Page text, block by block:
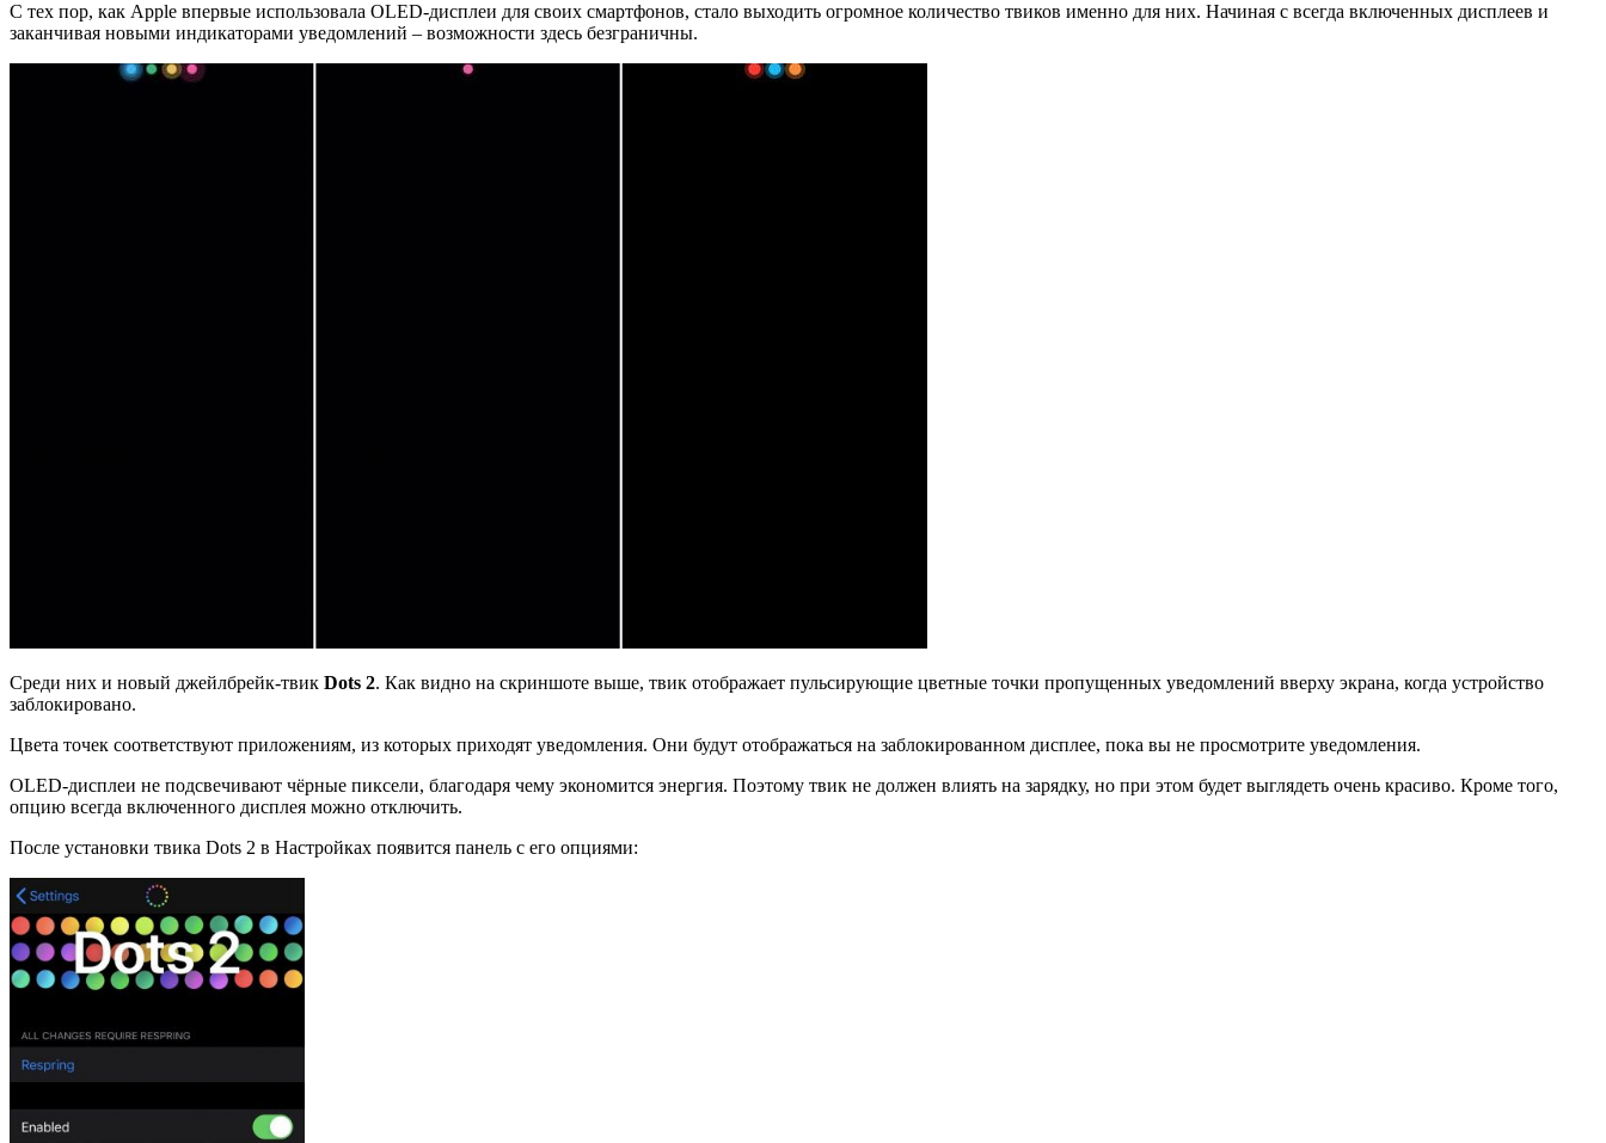
С тех пор, как Apple впервые использовала OLED-дисплеи для своих смартфонов, стало выходить огромное количество твиков именно для них. Начиная с всегда включенных дисплеев и
заканчивая новыми индикаторами уведомлений – возможности здесь безграничны.
Среди них и новый джейлбрейк-твик Dots 2. Как видно на скриншоте выше, твик отображает пульсирующие цветные точки пропущенных уведомлений вверху экрана, когда устройство
заблокировано.
Цвета точек соответствуют приложениям, из которых приходят уведомления. Они будут отображаться на заблокированном дисплее, пока вы не просмотрите уведомления.
OLED-дисплеи не подсвечивают чёрные пиксели, благодаря чему экономится энергия. Поэтому твик не должен влиять на зарядку, но при этом будет выглядеть очень красиво. Кроме того,
опцию всегда включенного дисплея можно отключить.
После установки твика Dots 2 в Настройках появится панель с его опциями: